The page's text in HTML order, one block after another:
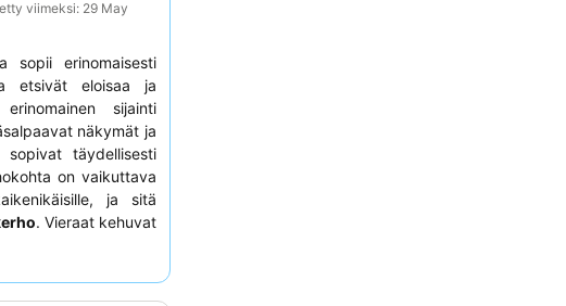
viimeksi: 29 May
sopii erinomaisesti
etsivät eloisaa ja
sijainti
näkymät ja
täydellisesti
on vaikuttava
ja sitä
. Vieraat kehuvat